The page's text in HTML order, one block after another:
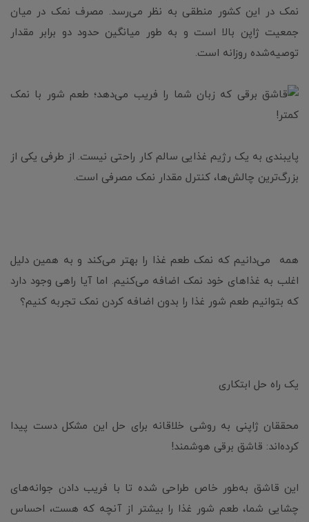
نمک در این کشور منطقی به نظر می‌رسد. مصرف نمک در میان
جمعیت ژاپن بالا است و به طور میانگین حدود دو برابر مقدار
توصیه‌شده روزانه است.
پایبندی به یک رژیم غذایی سالم کار راحتی نیست. از طرفی یکی از
بزرگ‌ترین چالش‌ها، کنترل مقدار نمک مصرفی است.
همه می‌دانیم که نمک طعم غذا را بهتر می‌کند و به همین دلیل
اغلب به غذاهای خود نمک اضافه می‌کنیم. اما آیا راهی وجود دارد
که بتوانیم طعم شور غذا را بدون اضافه کردن نمک تجربه کنیم؟
یک راه حل ابتکاری
محققان ژاپنی به روشی خلاقانه برای حل این مشکل دست پیدا
کرده‌اند: قاشق برقی هوشمند!
این قاشق به‌طور خاص طراحی شده تا با فریب دادن جوانه‌های
چشایی شما، طعم شور غذا را بیشتر از آنچه که هست، احساس